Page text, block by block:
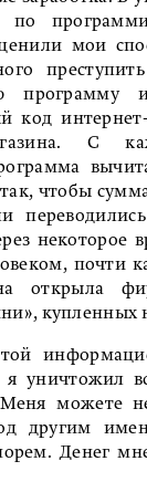
по
мои
код
С
чтобы
некоторое
почти
открыла
купленных
я уничтожил
можете
другим
Денег